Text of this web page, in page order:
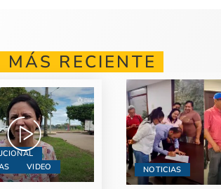
MÁS RECIENTE
VIDEO NOTICIAS